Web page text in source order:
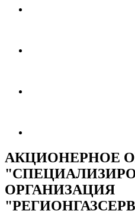
АКЦИОНЕРНОЕ
ОРГАНИЗАЦИЯ